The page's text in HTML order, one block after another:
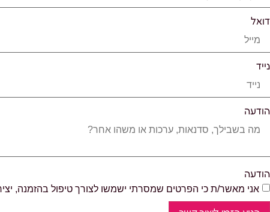
דואל
נייד
הודעה
הודעה
אני מאשר/ת כי הפרטים שמסרתי ישמשו לצורך טיפול בהזמנה,